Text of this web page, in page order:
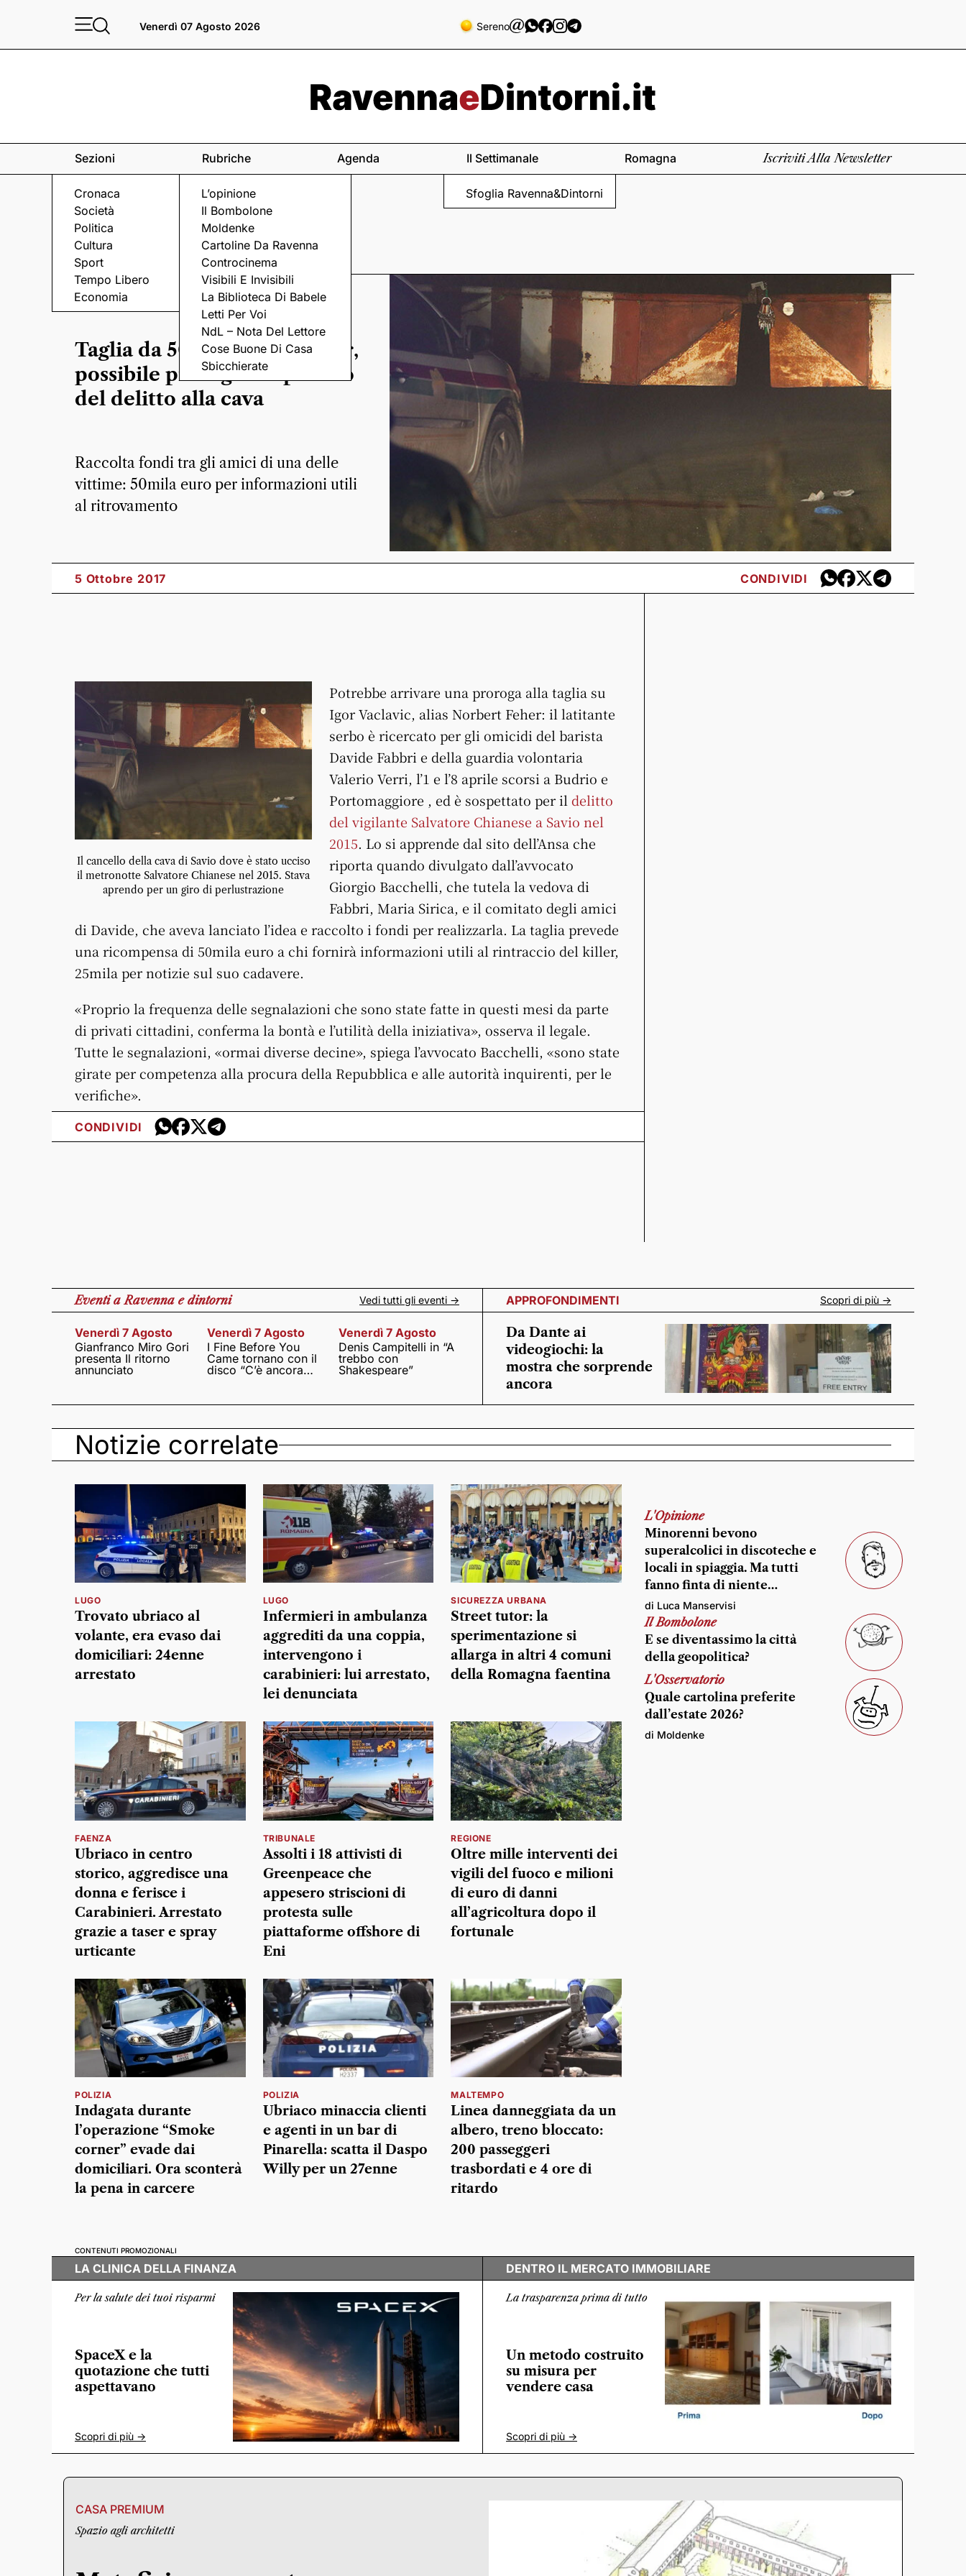
Venerdì 07 Agosto 2026 Sereno
Sezioni
Cronaca
Società
Politica
Cultura
Sport
Tempo Libero
Economia
Rubriche
L’opinione
Il Bombolone
Moldenke
Cartoline Da Ravenna
Controcinema
Visibili E Invisibili
La Biblioteca Di Babele
Letti Per Voi
NdL – Nota Del Lettore
Cose Buone Di Casa
Sbicchierate
Agenda Il Settimanale
Sfoglia Ravenna&Dintorni
Romagna Iscriviti Alla Newsletter
CACCIA AL KILLER
Taglia da 50mila euro su Igor,
possibile proroga: sospettato
del delitto alla cava
Raccolta fondi tra gli amici di una delle
vittime: 50mila euro per informazioni utili
al ritrovamento
5 Ottobre 2017 CONDIVIDI
Il cancello della cava di Savio dove è stato ucciso
il metronotte Salvatore Chianese nel 2015. Stava
aprendo per un giro di perlustrazione
Potrebbe arrivare una proroga alla taglia su
Igor Vaclavic, alias Norbert Feher: il latitante
serbo è ricercato per gli omicidi del barista
Davide Fabbri e della guardia volontaria
Valerio Verri, l’1 e l’8 aprile scorsi a Budrio e
Portomaggiore , ed è sospettato per il delitto
del vigilante Salvatore Chianese a Savio nel
2015. Lo si apprende dal sito dell’Ansa che
riporta quando divulgato dall’avvocato
Giorgio Bacchelli, che tutela la vedova di
Fabbri, Maria Sirica, e il comitato degli amici
di Davide, che aveva lanciato l’idea e raccolto i fondi per realizzarla. La taglia prevede
una ricompensa di 50mila euro a chi fornirà informazioni utili al rintraccio del killer,
25mila per notizie sul suo cadavere.
«Proprio la frequenza delle segnalazioni che sono state fatte in questi mesi da parte
di privati cittadini, conferma la bontà e l’utilità della iniziativa», osserva il legale.
Tutte le segnalazioni, «ormai diverse decine», spiega l’avvocato Bacchelli, «sono state
girate per competenza alla procura della Repubblica e alle autorità inquirenti, per le
verifiche».
CONDIVIDI
Eventia Ravenna e dintorni Vedi tutti gli eventi ->
Venerdì 7 Agosto
Gianfranco Miro Gori
presenta Il ritorno
annunciato
Venerdì 7 Agosto
I Fine Before You
Came tornano con il
disco “C’è ancora
Venerdì 7 Agosto
Denis Campitelli in “A
trebbo con
Shakespeare”
APPROFONDIMENTI Scopri di più ->
Da Dante ai
videogiochi: la
mostra che sorprende
ancora
Notizie correlate
LUGO
Trovato ubriaco al
volante, era evaso dai
domiciliari: 24enne
arrestato
LUGO
Infermieri in ambulanza
aggrediti da una coppia,
intervengono i
carabinieri: lui arrestato,
lei denunciata
SICUREZZA URBANA
Street tutor: la
sperimentazione si
allarga in altri 4 comuni
della Romagna faentina
FAENZA
Ubriaco in centro
storico, aggredisce una
donna e ferisce i
Carabinieri. Arrestato
grazie a taser e spray
urticante
TRIBUNALE
Assolti i 18 attivisti di
Greenpeace che
appesero striscioni di
protesta sulle
piattaforme offshore di
Eni
REGIONE
Oltre mille interventi dei
vigili del fuoco e milioni
di euro di danni
all’agricoltura dopo il
fortunale
POLIZIA
Indagata durante
l’operazione “Smoke
corner” evade dai
domiciliari. Ora sconterà
la pena in carcere
POLIZIA
Ubriaco minaccia clienti
e agenti in un bar di
Pinarella: scatta il Daspo
Willy per un 27enne
MALTEMPO
Linea danneggiata da un
albero, treno bloccato:
200 passeggeri
trasbordati e 4 ore di
ritardo
L'Opinione
Minorenni bevono
superalcolici in discoteche e
locali in spiaggia. Ma tutti
fanno finta di niente…
di Luca Manservisi
Il Bombolone
E se diventassimo la città
della geopolitica?
L'Osservatorio
Quale cartolina preferite
dall’estate 2026?
di Moldenke
CONTENUTI PROMOZIONALI
LA CLINICA DELLA FINANZA
Per la salute dei tuoi risparmi
SpaceX e la
quotazione che tutti
aspettavano
Scopri di più ->
DENTRO IL MERCATO IMMOBILIARE
La trasparenza prima di tutto
Un metodo costruito
su misura per
vendere casa
Scopri di più ->
CASA PREMIUM
Spazio agli architetti